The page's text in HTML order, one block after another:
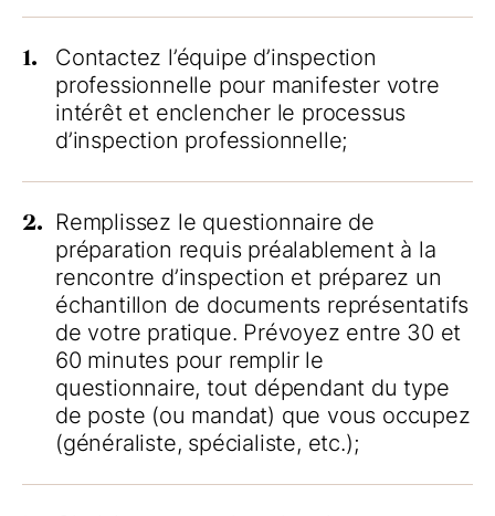
1.
Contactez l’équipe d’inspection
professionnelle pour manifester votre
intérêt et enclencher le processus
d’inspection professionnelle;
2.
Remplissez le questionnaire de
préparation requis préalablement à la
rencontre d’inspection et préparez un
échantillon de documents représentatifs
de votre pratique. Prévoyez entre 30 et
60 minutes pour remplir le
questionnaire, tout dépendant du type
de poste (ou mandat) que vous occupez
(généraliste, spécialiste, etc.);